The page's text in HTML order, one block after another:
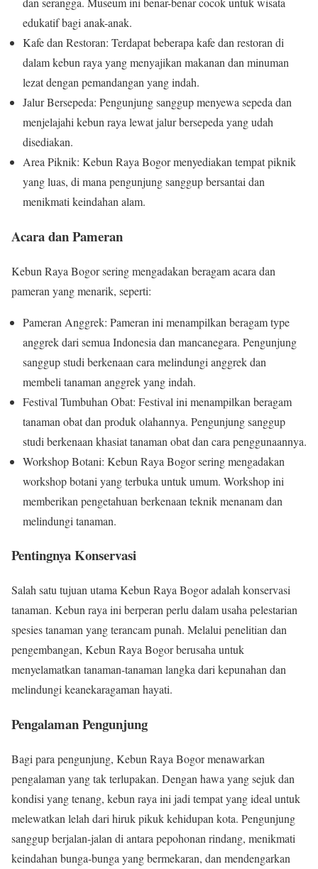
edukatif bagi anak-anak.
Kafe dan Restoran: Terdapat beberapa kafe dan restoran di
dalam kebun raya yang menyajikan makanan dan minuman
lezat dengan pemandangan yang indah.
Jalur Bersepeda: Pengunjung sanggup menyewa sepeda dan
menjelajahi kebun raya lewat jalur bersepeda yang udah
disediakan.
Area Piknik: Kebun Raya Bogor menyediakan tempat piknik
yang luas, di mana pengunjung sanggup bersantai dan
menikmati keindahan alam.
Acara dan Pameran
Kebun Raya Bogor sering mengadakan beragam acara dan
pameran yang menarik, seperti:
Pameran Anggrek: Pameran ini menampilkan beragam type
anggrek dari semua Indonesia dan mancanegara. Pengunjung
sanggup studi berkenaan cara melindungi anggrek dan
membeli tanaman anggrek yang indah.
Festival Tumbuhan Obat: Festival ini menampilkan beragam
tanaman obat dan produk olahannya. Pengunjung sanggup
studi berkenaan khasiat tanaman obat dan cara penggunaannya.
Workshop Botani: Kebun Raya Bogor sering mengadakan
workshop botani yang terbuka untuk umum. Workshop ini
memberikan pengetahuan berkenaan teknik menanam dan
melindungi tanaman.
Pentingnya Konservasi
Salah satu tujuan utama Kebun Raya Bogor adalah konservasi
tanaman. Kebun raya ini berperan perlu dalam usaha pelestarian
spesies tanaman yang terancam punah. Melalui penelitian dan
pengembangan, Kebun Raya Bogor berusaha untuk
menyelamatkan tanaman-tanaman langka dari kepunahan dan
melindungi keanekaragaman hayati.
Pengalaman Pengunjung
Bagi para pengunjung, Kebun Raya Bogor menawarkan
pengalaman yang tak terlupakan. Dengan hawa yang sejuk dan
kondisi yang tenang, kebun raya ini jadi tempat yang ideal untuk
melewatkan lelah dari hiruk pikuk kehidupan kota. Pengunjung
sanggup berjalan-jalan di antara pepohonan rindang, menikmati
keindahan bunga-bunga yang bermekaran, dan mendengarkan